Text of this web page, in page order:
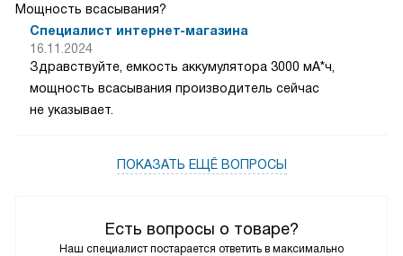
Есть вопросы о товаре?
Наш специалист постарается ответить в максимально
Мощность всасывания?
Специалист интернет-магазина
16.11.2024
Здравствуйте, емкость аккумулятора 3000 мА*ч,
мощность всасывания производитель сейчас
не указывает.
ПОКАЗАТЬ ЕЩЁ ВОПРОСЫ